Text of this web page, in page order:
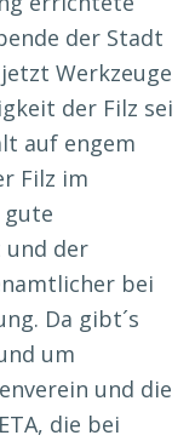
der Stadt
Werkzeuge
der Filz sei
auf engem
Filz im
gute
der
bei
Da gibt´s
um
und die
die bei